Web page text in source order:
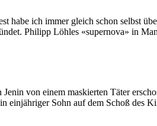
ich immer gleich schon selbst
Philipp Löhles «supernova» in
von einem maskierten Täter
Sohn auf dem Schoß des